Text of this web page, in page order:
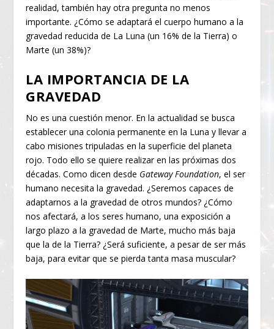
realidad, también hay otra pregunta no menos
importante. ¿Cómo se adaptará el cuerpo humano a la
gravedad reducida de La Luna (un 16% de la Tierra) o
Marte (un 38%)?
LA IMPORTANCIA DE LA
GRAVEDAD
No es una cuestión menor. En la actualidad se busca
establecer una colonia permanente en la Luna y llevar a
cabo misiones tripuladas en la superficie del planeta
rojo. Todo ello se quiere realizar en las próximas dos
décadas. Como dicen desde Gateway Foundation, el ser
humano necesita la gravedad. ¿Seremos capaces de
adaptarnos a la gravedad de otros mundos? ¿Cómo
nos afectará, a los seres humano, una exposición a
largo plazo a la gravedad de Marte, mucho más baja
que la de la Tierra? ¿Será suficiente, a pesar de ser más
baja, para evitar que se pierda tanta masa muscular?